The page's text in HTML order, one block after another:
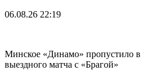
06.08.26 22:19
Минское «Динамо» пропустило в
выездного матча с «Брагой»